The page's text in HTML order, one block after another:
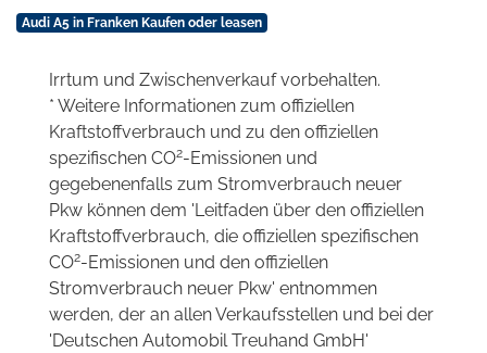
Audi A5 in Franken Kaufen oder leasen
Irrtum und Zwischenverkauf vorbehalten.
* Weitere Informationen zum offiziellen
Kraftstoffverbrauch und zu den offiziellen
spezifischen CO2-Emissionen und
gegebenenfalls zum Stromverbrauch neuer
Pkw können dem 'Leitfaden über den offiziellen
Kraftstoffverbrauch, die offiziellen spezifischen
CO2-Emissionen und den offiziellen
Stromverbrauch neuer Pkw' entnommen
werden, der an allen Verkaufsstellen und bei der
'Deutschen Automobil Treuhand GmbH'